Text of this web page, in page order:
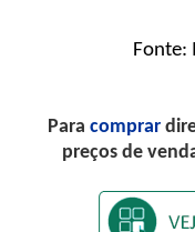
Fonte:
Para comprar
preços de